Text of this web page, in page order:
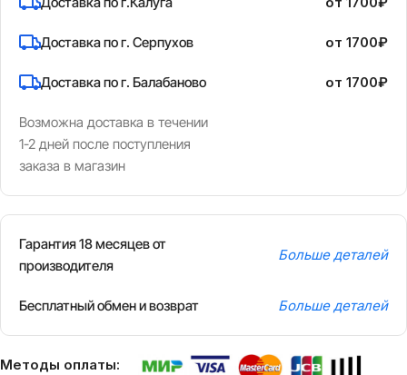
Доставка по г. Серпухов
Доставка по г. Балабаново
Возможна доставка в течении
1-2 дней после поступления
заказа в магазин
от 1700₽
от 1700₽
Гарантия 18 месяцев от
производителя
Больше деталей
Бесплатный обмен и возврат Больше деталей
Методы оплаты: